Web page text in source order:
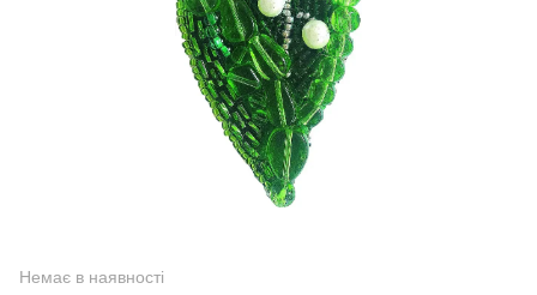
Немає в наявності